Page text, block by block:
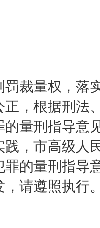
罚裁量权，落
，根据刑法
的量刑指导
，市高级人
罪的量刑指
，请遵照执行